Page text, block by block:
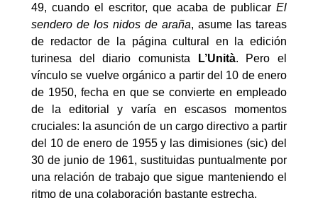
49, cuando el escritor, que acaba de publicar El
sendero de los nidos de araña, asume las tareas
de redactor de la página cultural en la edición
turinesa del diario comunista
L’Unità. Pero el
vínculo se vuelve orgánico a partir del 10 de enero
de 1950, fecha en que se convierte en empleado
de la editorial y varía en escasos momentos
cruciales: la asunción de un cargo directivo a partir
del 10 de enero de 1955 y las dimisiones (sic) del
30 de junio de 1961, sustituidas puntualmente por
una relación de trabajo que sigue manteniendo el
ritmo de una colaboración bastante estrecha.